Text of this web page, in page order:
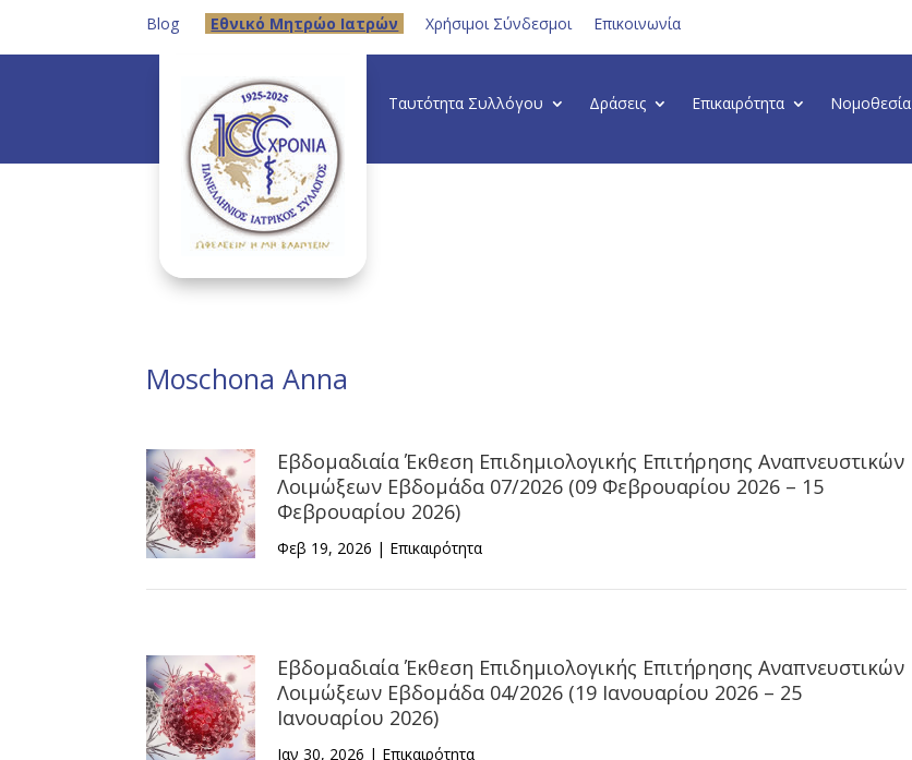
Blog Eθνικό Μητρώο Ιατρών Χρήσιμοι Σύνδεσμοι Επικοινωνία
Ταυτότητα Συλλόγου Δράσεις Επικαιρότητα Νομοθεσία
Moschona Anna
Εβδομαδιαία Έκθεση Επιδημιολογικής Επιτήρησης Αναπνευστικών
Λοιμώξεων Εβδομάδα 07/2026 (09 Φεβρουαρίου 2026 – 15
Φεβρουαρίου 2026)
Φεβ 19, 2026 | Επικαιρότητα
Εβδομαδιαία Έκθεση Επιδημιολογικής Επιτήρησης Αναπνευστικών
Λοιμώξεων Εβδομάδα 04/2026 (19 Ιανουαρίου 2026 – 25
Ιανουαρίου 2026)
Ιαν 30, 2026 | Επικαιρότητα